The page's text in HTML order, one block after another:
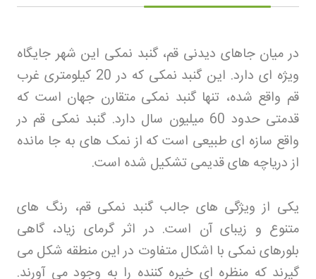
در میان جاهای دیدنی قم، گنبد نمکی این شهر جایگاه
ویژه ای دارد. این گنبد نمکی که در 20 کیلومتری غرب
قم واقع شده، تنها گنبد نمکی متقارن جهان است که
قدمتی حدود 60 میلیون سال دارد. گنبد نمکی قم در
واقع سازه ای طبیعی است که از نمک های به جا مانده
از دریاچه های قدیمی تشکیل شده است.
یکی از ویژگی های جالب گنبد نمکی قم، رنگ های
متنوع و زیبای آن است. در اثر گرمای زیاد، گاهی
بلورهای نمکی با اشکال متفاوت در این منطقه شکل می
گیرند که منظره ای خیره کننده را به وجود می آورند.